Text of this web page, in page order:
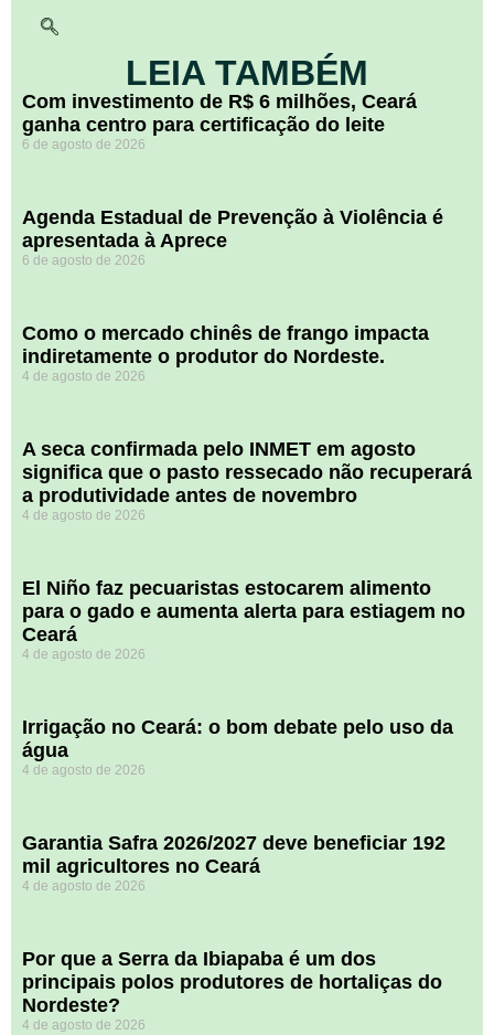
LEIA TAMBÉM
Com investimento de R$ 6 milhões, Ceará
ganha centro para certificação do leite
6 de agosto de 2026
Agenda Estadual de Prevenção à Violência é
apresentada à Aprece
6 de agosto de 2026
​Como o mercado chinês de frango impacta
indiretamente o produtor do Nordeste.
4 de agosto de 2026
A seca confirmada pelo INMET em agosto
significa que o pasto ressecado não recuperará
a produtividade antes de novembro
4 de agosto de 2026
El Niño faz pecuaristas estocarem alimento
para o gado e aumenta alerta para estiagem no
Ceará
4 de agosto de 2026
Irrigação no Ceará: o bom debate pelo uso da
água
4 de agosto de 2026
Garantia Safra 2026/2027 deve beneficiar 192
mil agricultores no Ceará
4 de agosto de 2026
Por que a Serra da Ibiapaba é um dos
principais polos produtores de hortaliças do
Nordeste?
4 de agosto de 2026